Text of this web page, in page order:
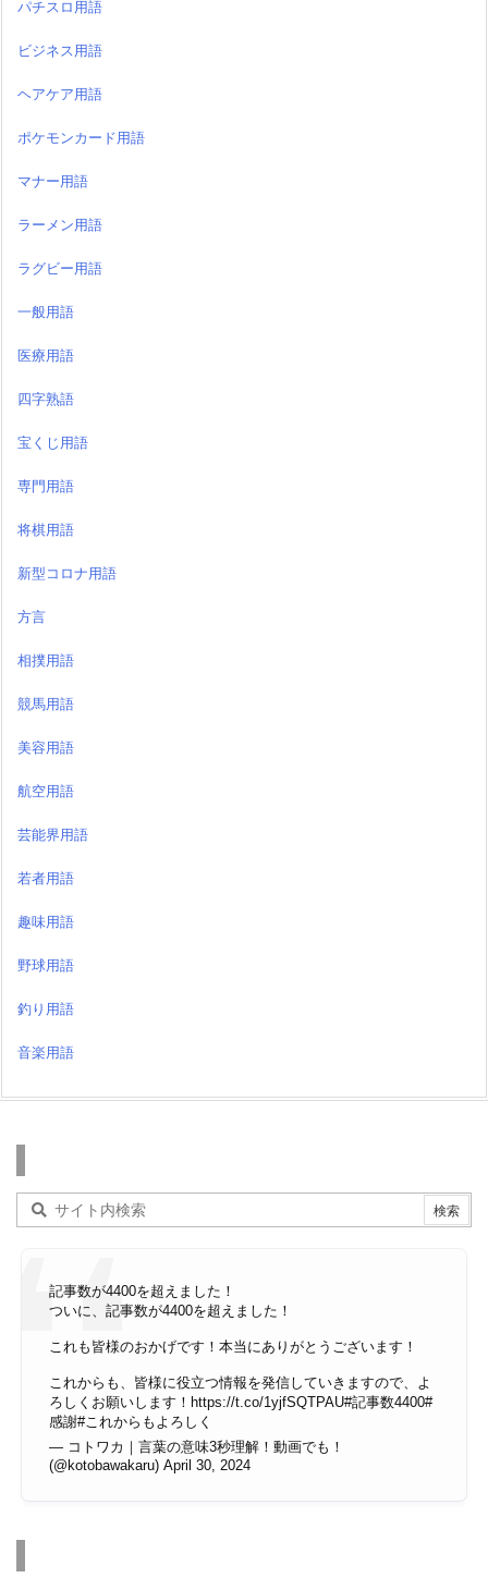
パチスロ用語
ビジネス用語
ヘアケア用語
ポケモンカード用語
マナー用語
ラーメン用語
ラグビー用語
一般用語
医療用語
四字熟語
宝くじ用語
専門用語
将棋用語
新型コロナ用語
方言
相撲用語
競馬用語
美容用語
航空用語
芸能界用語
若者用語
趣味用語
野球用語
釣り用語
音楽用語
記事数が4400を超えました！
ついに、記事数が4400を超えました！
これも皆様のおかげです！本当にありがとうございます！
これからも、皆様に役立つ情報を発信していきますので、よ
ろしくお願いします！ https://t.co/1yjfSQTPAU#記事数4400#
感謝#これからもよろしく
— コトワカ｜言葉の意味3秒理解！動画でも！
(@kotobawakaru) April 30, 2024